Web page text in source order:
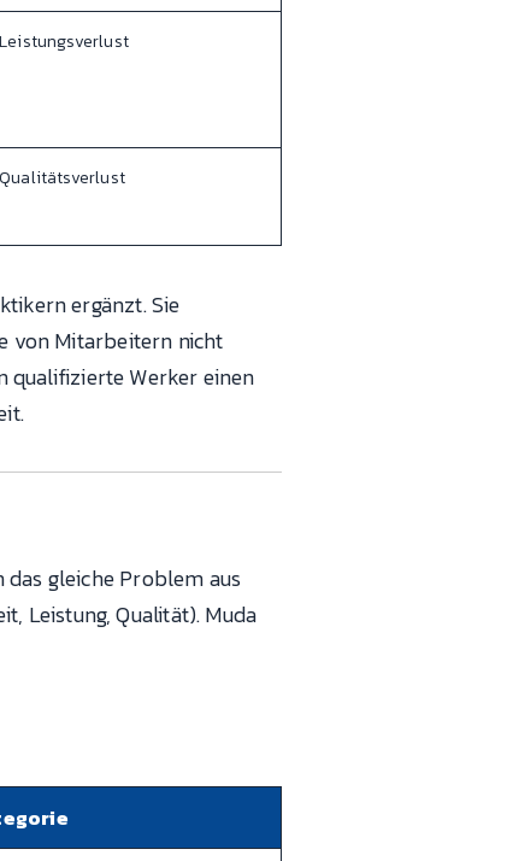
Leistungsverlust
Qualitätsverlust
ergänzt. Sie
von Mitarbeitern nicht
qualifizierte Werker einen
gleiche Problem aus
Leistung, Qualität). Muda